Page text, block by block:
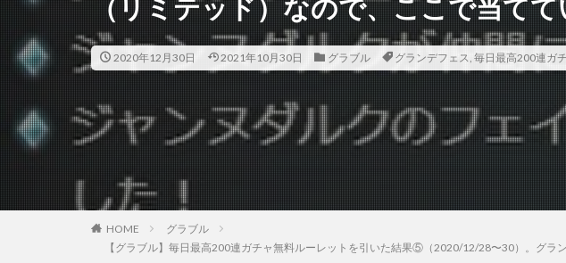
（リミテッド）なので、ここで当てて
2020年12月30日 2021年10月30日 グラブル グランデフェス, 毎日最高200連ガ
HOME
グラブル
【グラブル】毎日最高200連ガチャ無料ルーレットを引いた結果⑤（2020/12/28〜30）。グ